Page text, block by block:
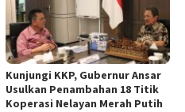
Kunjungi KKP, Gubernur Ansar
Usulkan Penambahan 18 Titik
Koperasi Nelayan Merah Putih